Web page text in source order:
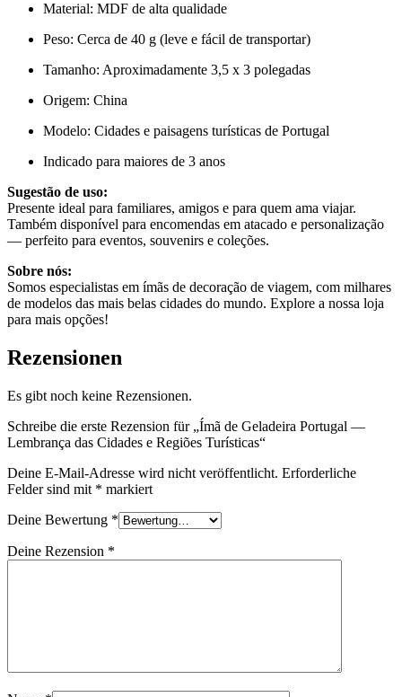
Material: MDF de alta qualidade
Peso: Cerca de 40 g (leve e fácil de transportar)
Tamanho: Aproximadamente 3,5 x 3 polegadas
Origem: China
Modelo: Cidades e paisagens turísticas de Portugal
Indicado para maiores de 3 anos
Sugestão de uso:
Presente ideal para familiares, amigos e para quem ama viajar.
Também disponível para encomendas em atacado e personalização
— perfeito para eventos, souvenirs e coleções.
Sobre nós:
Somos especialistas em ímãs de decoração de viagem, com milhares
de modelos das mais belas cidades do mundo. Explore a nossa loja
para mais opções!
Rezensionen
Es gibt noch keine Rezensionen.
Schreibe die erste Rezension für „Ímã de Geladeira Portugal —
Lembrança das Cidades e Regiões Turísticas“
Deine E-Mail-Adresse wird nicht veröffentlicht. Erforderliche
Felder sind mit * markiert
Deine Bewertung *
Deine Rezension *